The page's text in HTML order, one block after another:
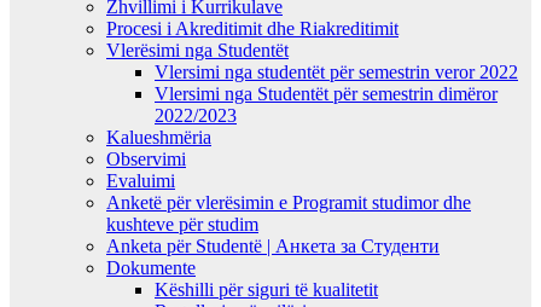
Zhvillimi i Kurrikulave
Procesi i Akreditimit dhe Riakreditimit
Vlerësimi nga Studentët
Vlersimi nga studentët për semestrin veror 2022
Vlersimi nga Studentët për semestrin dimëror
2022/2023
Kalueshmëria
Observimi
Evaluimi
Anketë për vlerësimin e Programit studimor dhe
kushteve për studim
Anketa për Studentë | Анкета за Студенти
Dokumente
Këshilli për siguri të kualitetit